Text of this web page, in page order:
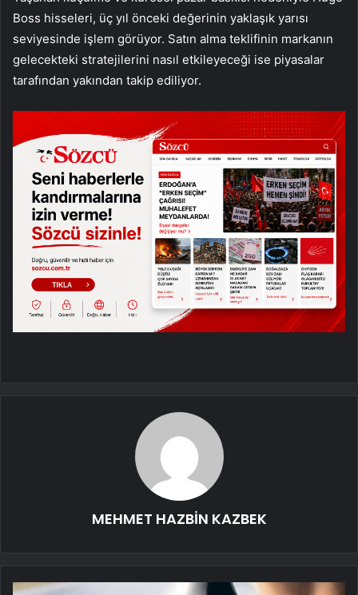
Boss hisseleri, üç yıl önceki değerinin yaklaşık yarısı
seviyesinde işlem görüyor. Satın alma teklifinin markanın
gelecekteki stratejilerini nasıl etkileyeceği ise piyasalar
tarafından yakından takip ediliyor.
MEHMET HAZBİN KAZBEK